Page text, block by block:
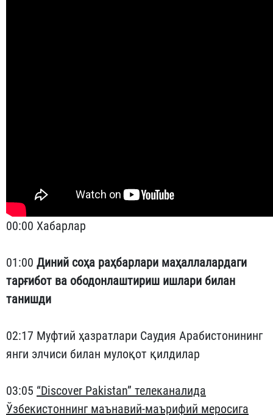
00:00 Хабарлар
01:00 Диний соҳа раҳбарлари маҳаллалардаги
тарғибот ва ободонлаштириш ишлари билан
танишди
02:17 Муфтий ҳазратлари Саудия Арабистонининг
янги элчиси билан мулоқот қилдилар
03:05 “Discover Pakistan” телеканалида
Ўзбекистоннинг маънавий-маърифий меросига